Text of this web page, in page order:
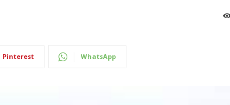
Pinterest WhatsApp